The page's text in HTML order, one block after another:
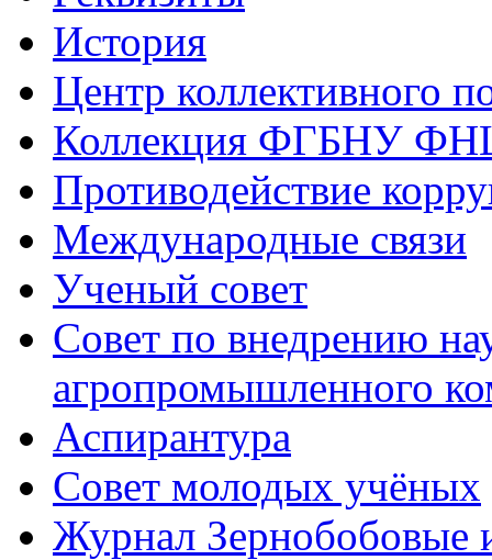
История
Центр коллективного
Коллекция ФГБНУ
Противодействие
Международные связи
Ученый совет
Совет по внедрению
агропромышленного
Аспирантура
Совет молодых учёных
Журнал Зернобобовые